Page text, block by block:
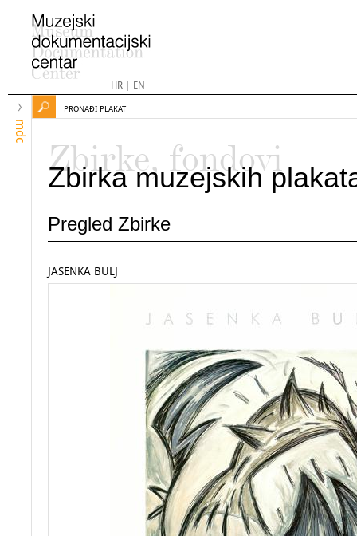
HR| EN
mdc
PRONAĐI PLAKAT
Zbirke, fondovi
Zbirka muzejskih
Pregled Zbirke
JASENKA BULJ